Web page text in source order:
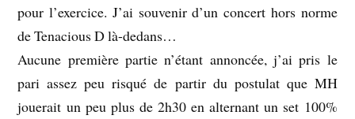
pour l’exercice. J’ai souvenir d’un concert hors norme
de Tenacious D là-dedans…
Aucune première partie n’étant annoncée, j’ai pris le
pari assez peu risqué de partir du postulat que MH
jouerait un peu plus de 2h30 en alternant un set 100%